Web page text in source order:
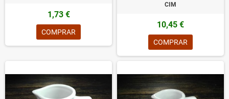
1,73 €
COMPRAR
CIM
10,45 €
COMPRAR